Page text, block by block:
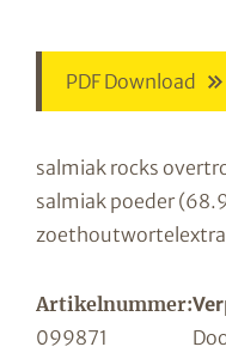
PDF Download
salmiak rocks
salmiak poeder
Artikelnummer:
099871